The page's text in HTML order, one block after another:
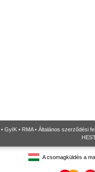
• GyIK • RMA• Általános szerződési
A csomagküldés a